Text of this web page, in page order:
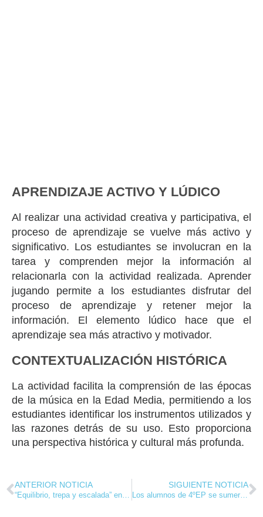
APRENDIZAJE ACTIVO Y LÚDICO
Al realizar una actividad creativa y participativa, el
proceso de aprendizaje se vuelve más activo y
significativo. Los estudiantes se involucran en la
tarea y comprenden mejor la información al
relacionarla con la actividad realizada. Aprender
jugando permite a los estudiantes disfrutar del
proceso de aprendizaje y retener mejor la
información. El elemento lúdico hace que el
aprendizaje sea más atractivo y motivador.
CONTEXTUALIZACIÓN HISTÓRICA
La actividad facilita la comprensión de las épocas
de la música en la Edad Media, permitiendo a los
estudiantes identificar los instrumentos utilizados y
las razones detrás de su uso. Esto proporciona
una perspectiva histórica y cultural más profunda.
ANTERIOR NOTICIA
“Equilibrio, trepa y escalada” en nuestras clases de Educación física en primaria
SIGUIENTE NOTICIA
Los alumnos de 4ºEP se sumergen en el pasado en el Museo de la Evolución Humana y Atapuerca